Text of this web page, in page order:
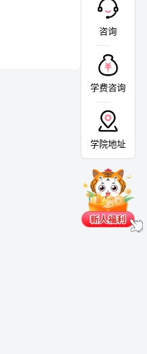
咨询
学费咨询
学院地址